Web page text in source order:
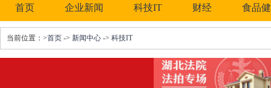
首页 企业新闻 科技IT 财经 食品
当前位置： >首页 -> 新闻中心 -> 科技IT